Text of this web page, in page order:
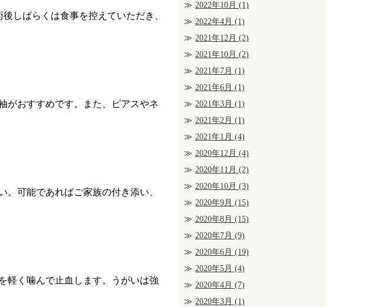
しばらくは食事を控えていただき、
がおすすめです。また、ピアスやネ
可能であればご家族の付き添い、
軽く噛んで止血します。うがいは強
2022年10月 (1)
2022年4月 (1)
2021年12月 (2)
2021年10月 (2)
2021年7月 (1)
2021年6月 (1)
2021年3月 (1)
2021年2月 (1)
2021年1月 (4)
2020年12月 (4)
2020年11月 (2)
2020年10月 (3)
2020年9月 (15)
2020年8月 (15)
2020年7月 (9)
2020年6月 (19)
2020年5月 (4)
2020年4月 (7)
2020年3月 (1)